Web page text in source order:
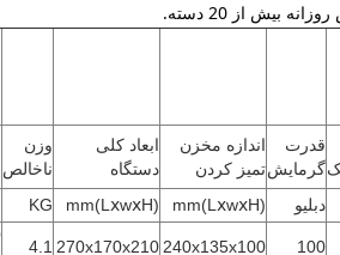
بیش از 20 دسته.
قدرت
گرمایش
اندازه مخزن
تمیز کردن
ابعاد کلی
دستگاه
وزن
ناخالص
دبلیو (LⅹwⅹH)mm
(LⅹwⅹH)mm
KG
100
240x135x100
270x170x210
4.1